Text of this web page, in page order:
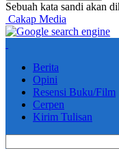
Sebuah kata sandi akan
Cakap Media
Berita
Opini
Resensi Buku/Film
Cerpen
Kirim Tulisan